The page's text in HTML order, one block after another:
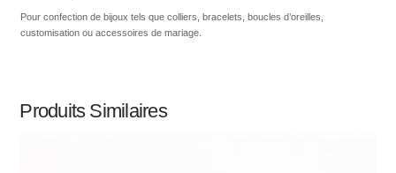
Pour confection de bijoux tels que colliers, bracelets, boucles d’oreilles,
customisation ou accessoires de mariage.
Produits Similaires